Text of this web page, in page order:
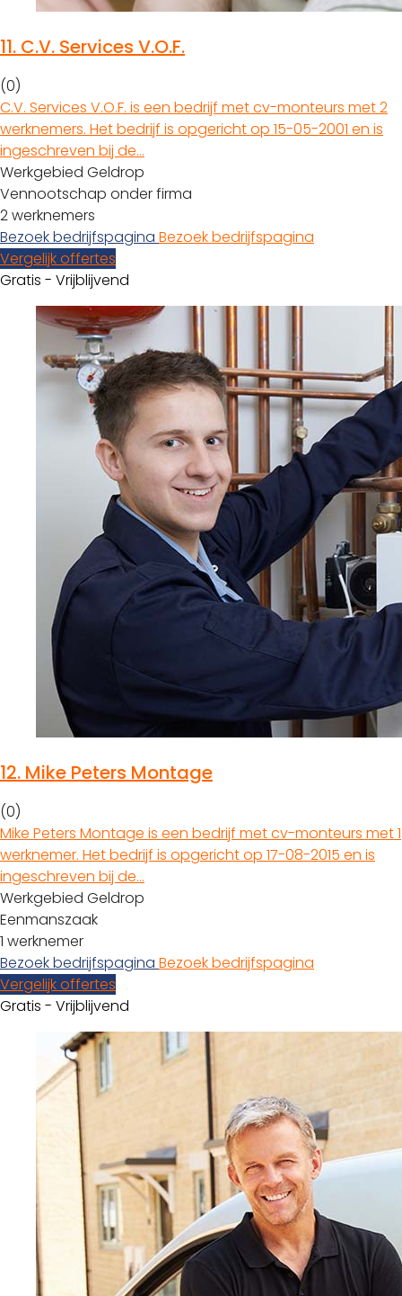
11. C.V. Services V.O.F.
(0)
C.V. Services V.O.F. is een bedrijf met cv-monteurs met 2
werknemers. Het bedrijf is opgericht op 15-05-2001 en is
ingeschreven bij de…
Werkgebied Geldrop
Vennootschap onder firma
2 werknemers
Bezoek bedrijfspagina Bezoek bedrijfspagina
Vergelijk offertes
Gratis - Vrijblijvend
12. Mike Peters Montage
(0)
Mike Peters Montage is een bedrijf met cv-monteurs met 1
werknemer. Het bedrijf is opgericht op 17-08-2015 en is
ingeschreven bij de…
Werkgebied Geldrop
Eenmanszaak
1 werknemer
Bezoek bedrijfspagina Bezoek bedrijfspagina
Vergelijk offertes
Gratis - Vrijblijvend